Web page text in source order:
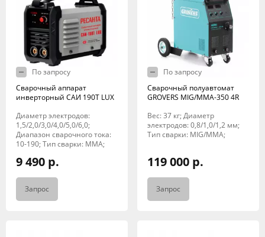
По запросу
Сварочный аппарат
инверторный САИ 190Т LUX
Диаметр электродов:
1,5/2,0/3,0/4,0/5,0/6,0;
Диапазон сварочного тока:
10-190; Тип сварки: MMA;
9 490 р.
Запрос
По запросу
Сварочный полуавтомат
GROVERS MIG/MMA-350 4R
Вес: 37 кг; Диаметр
электродов: 0,8/1,0/1,2 мм;
Тип сварки: MIG/MMA;
119 000 р.
Запрос